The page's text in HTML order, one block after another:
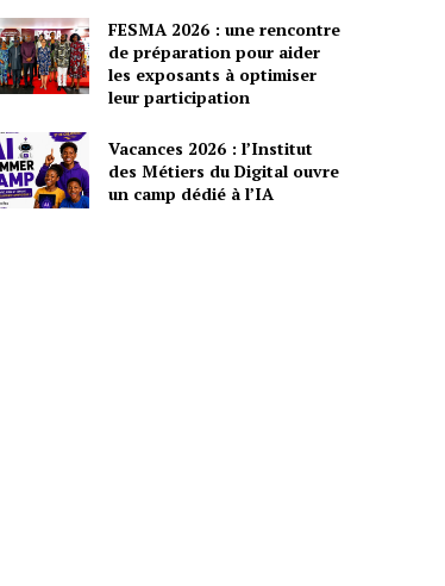
FESMA 2026 : une rencontre
de préparation pour aider
les exposants à optimiser
leur participation
Vacances 2026 : l’Institut
des Métiers du Digital ouvre
un camp dédié à l’IA